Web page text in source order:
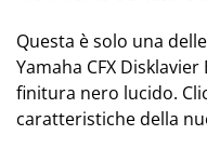
Questa è solo una
Yamaha CFX
finitura nero lucido.
caratteristiche della